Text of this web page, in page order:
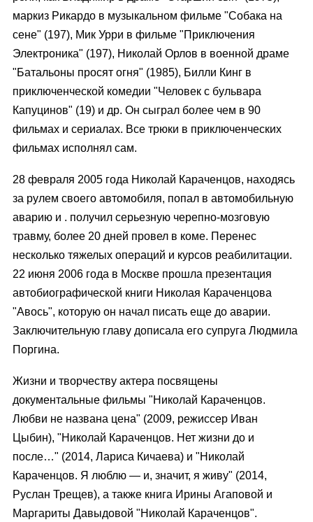
маркиз Рикардо в музыкальном фильме "Собака на
сене" (197), Мик Урри в фильме "Приключения
Электроника" (197), Николай Орлов в военной драме
"Батальоны просят огня" (1985), Билли Кинг в
приключенческой комедии "Человек с бульвара
Капуцинов" (19) и др. Он сыграл более чем в 90
фильмах и сериалах. Все трюки в приключенческих
фильмах исполнял сам.
28 февраля 2005 года Николай Караченцов, находясь
за рулем своего автомобиля, попал в автомобильную
аварию и . получил серьезную черепно-мозговую
травму, более 20 дней провел в коме. Перенес
несколько тяжелых операций и курсов реабилитации.
22 июня 2006 года в Москве прошла презентация
автобиографической книги Николая Караченцова
"Авось", которую он начал писать еще до аварии.
Заключительную главу дописала его супруга Людмила
Поргина.
Жизни и творчеству актера посвящены
документальные фильмы "Николай Караченцов.
Любви не названа цена" (2009, режиссер Иван
Цыбин), "Николай Караченцов. Нет жизни до и
после…" (2014, Лариса Кичаева) и "Николай
Караченцов. Я люблю — и, значит, я живу" (2014,
Руслан Трещев), а также книга Ирины Агаповой и
Маргариты Давыдовой "Николай Караченцов".